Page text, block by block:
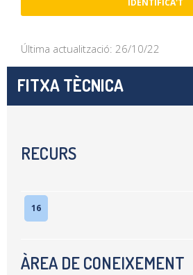
IDENTIFICA'T
Última actualització: 26/10/22
FITXA TÈCNICA
RECURS
16
ÀREA DE CONEIXEMENT